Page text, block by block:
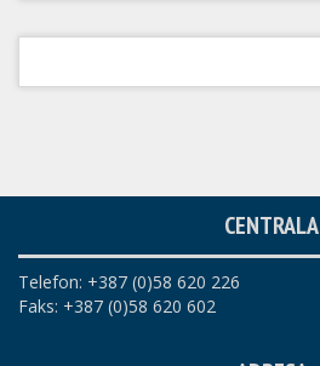
CENTRALA
Telefon: +387 (0)58 620 226
Faks: +387 (0)58 620 602